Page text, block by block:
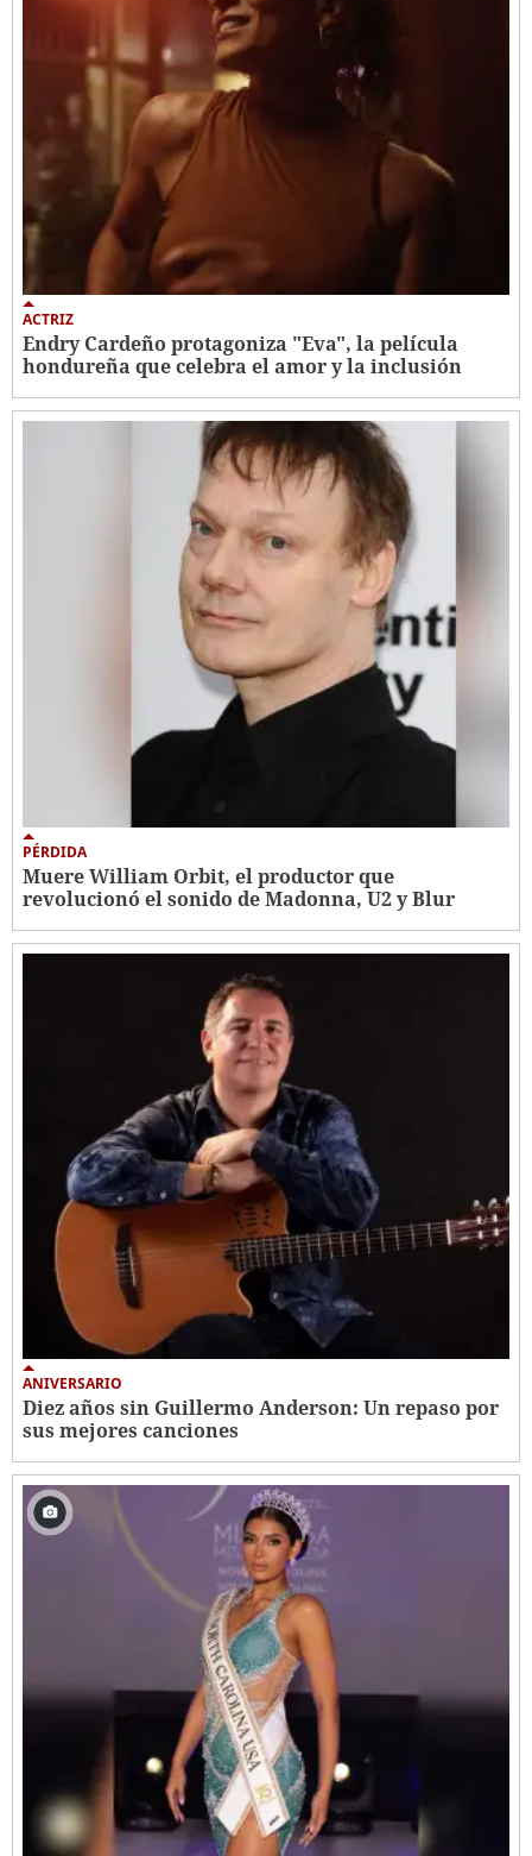
ACTRIZ
Endry Cardeño protagoniza "Eva", la película
hondureña que celebra el amor y la inclusión
PÉRDIDA
Muere William Orbit, el productor que
revolucionó el sonido de Madonna, U2 y Blur
ANIVERSARIO
Diez años sin Guillermo Anderson: Un repaso por
sus mejores canciones